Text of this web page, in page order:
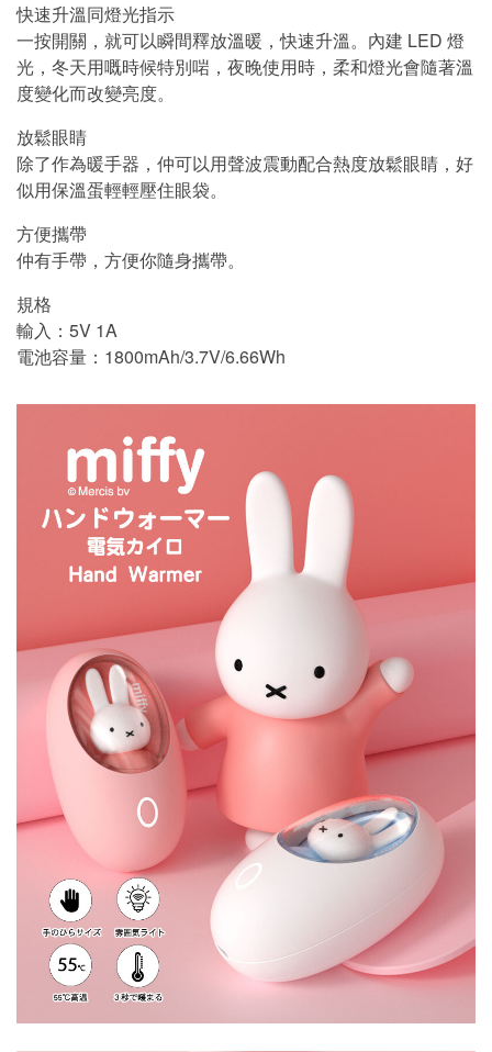
快速升溫同燈光指示
一按開關，就可以瞬間釋放溫暖，快速升溫。內建 LED 燈
光，冬天用嘅時候特別啱，夜晚使用時，柔和燈光會隨著溫
度變化而改變亮度。
放鬆眼睛
除了作為暖手器，仲可以用聲波震動配合熱度放鬆眼睛，好
似用保溫蛋輕輕壓住眼袋。
方便攜帶
仲有手帶，方便你隨身攜帶。
規格
輸入：5V 1A
電池容量：1800mAh/3.7V/6.66Wh